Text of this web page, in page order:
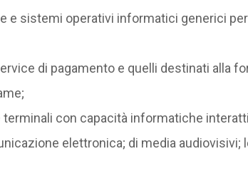
e sistemi operativi informatici generici
di pagamento e quelli destinati alla
terminali con capacità informatiche
elettronica; di media audiovisivi;